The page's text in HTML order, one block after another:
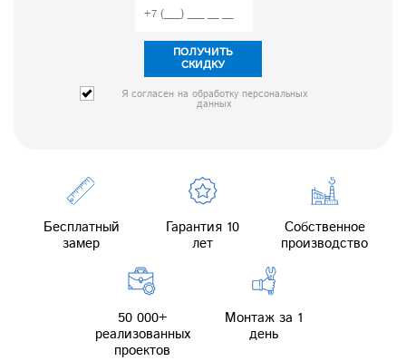
ПОЛУЧИТЬ
СКИДКУ
Я согласен на обработку персональных
данных
Бесплатный
замер
Гарантия 10
лет
Собственное
производство
50 000+
реализованных
проектов
Монтаж за 1
день